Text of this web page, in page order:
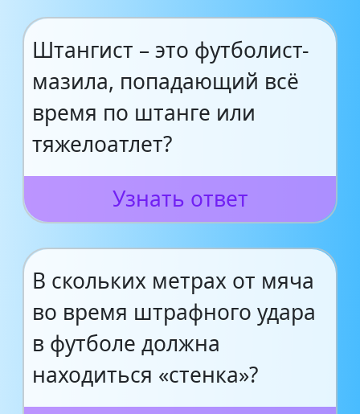
Штангист – это футболист-
мазила, попадающий всё
время по штанге или
тяжелоатлет?
Узнать ответ
В скольких метрах от мяча
во время штрафного удара
в футболе должна
находиться «стенка»?